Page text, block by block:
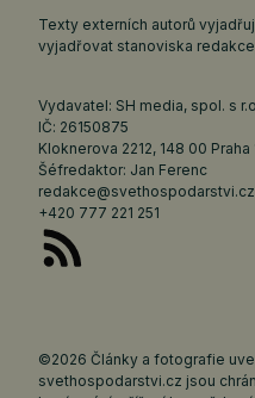
Texty externích autorů
vyjadřovat stanoviska
Vydavatel: SH media, spol. s
IČ: 26150875
Kloknerova 2212, 148 00 Praha
Šéfredaktor: Jan Ferenc
redakce@svethospodarstvi.cz
+420 777 221 251
©2026 Články a fotografie
svethospodarstvi.cz jsou